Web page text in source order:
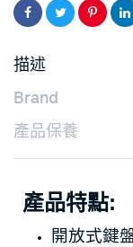
描述
Brand
產品保養
產品特點:
開放式鍵